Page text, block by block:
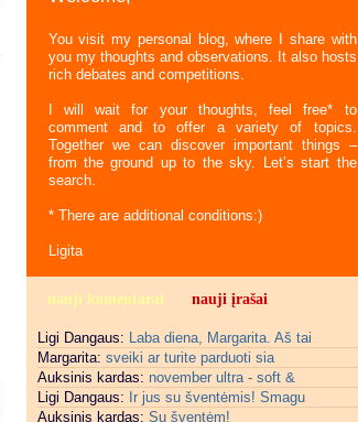
You visit my personal blog, where I share with
you my thoughts and observations. It also hosts
rich debates and competitions.
I will wait for your thoughts, feel free* to
comment and to offer a variety of topics.
Together we can discover important things –
from the ground up to the sky. Let’s start the
search.
* There are additional conditions:)
Ligita
nauji komentarai nauji įrašai
Ligi Dangaus: Laba diena, Margarita. Aš tai
Margarita: sveiki ar turite parduoti sia
Auksinis kardas: november ultra - soft &
Ligi Dangaus: Ir jus su šventėmis! Smagu
Auksinis kardas: Su šventėm!